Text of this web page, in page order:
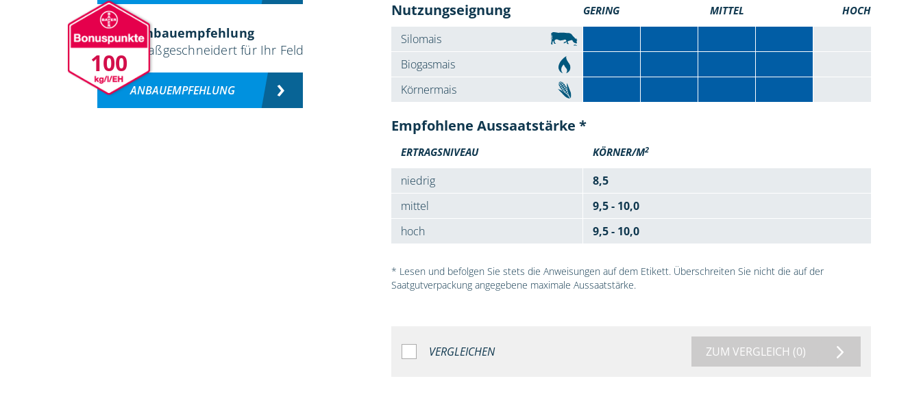
100
Anbauempfehlung
maßgeschneidert für Ihr Feld
ANBAUEMPFEHLUNG
Nutzungseignung GERING MITTEL HOCH
Silomais
Biogasmais
Körnermais
Empfohlene Aussaatstärke *
ERTRAGSNIVEAU KÖRNER/M2
niedrig
8,5
mittel
9,5 - 10,0
hoch
9,5 - 10,0
* Lesen und befolgen Sie stets die Anweisungen auf dem Etikett. Überschreiten Sie nicht die auf der
Saatgutverpackung angegebene maximale Aussaatstärke.
VERGLEICHEN ZUM VERGLEICH (0)